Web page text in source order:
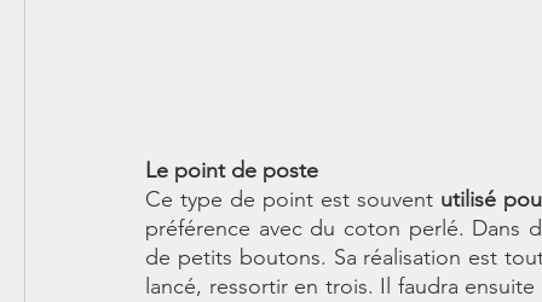
Le point de poste
Ce type de point est souvent utilisé
préférence avec du coton perlé. Dans
de petits boutons. Sa réalisation est
lancé, ressortir en trois. Il faudra